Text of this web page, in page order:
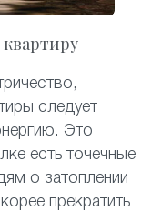
следует
Это
есть точечные
о затоплении
прекратить